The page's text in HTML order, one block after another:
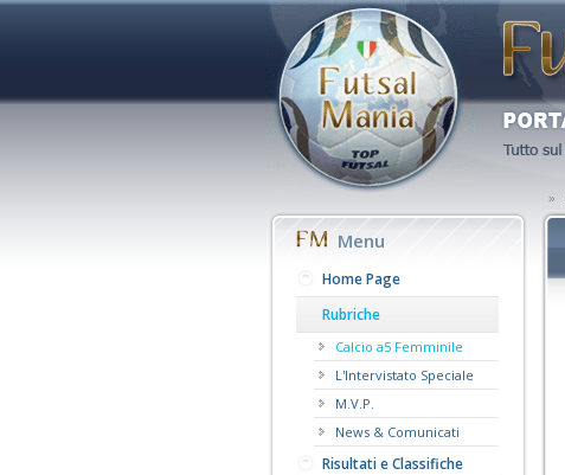
»
Menu
Home Page
Rubriche
Calcio a5 Femminile
L'Intervistato Speciale
M.V.P.
News & Comunicati
Risultati e Classifiche